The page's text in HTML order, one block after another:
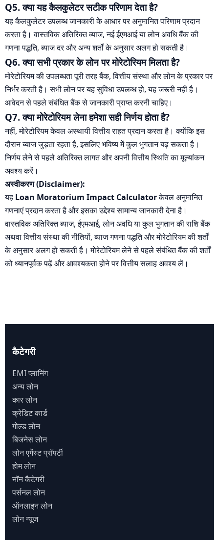
Q5. क्या यह कैलकुलेटर सटीक परिणाम देता है?
यह कैलकुलेटर उपलब्ध जानकारी के आधार पर अनुमानित परिणाम प्रदान
करता है। वास्तविक अतिरिक्त ब्याज, नई ईएमआई या लोन अवधि बैंक की
गणना पद्धति, ब्याज दर और अन्य शर्तों के अनुसार अलग हो सकती है।
Q6. क्या सभी प्रकार के लोन पर मोरेटोरियम मिलता है?
मोरेटोरियम की उपलब्धता पूरी तरह बैंक, वित्तीय संस्था और लोन के प्रकार पर
निर्भर करती है। सभी लोन पर यह सुविधा उपलब्ध हो, यह जरूरी नहीं है।
आवेदन से पहले संबंधित बैंक से जानकारी प्राप्त करनी चाहिए।
Q7. क्या मोरेटोरियम लेना हमेशा सही निर्णय होता है?
नहीं, मोरेटोरियम केवल अस्थायी वित्तीय राहत प्रदान करता है। क्योंकि इस
दौरान ब्याज जुड़ता रहता है, इसलिए भविष्य में कुल भुगतान बढ़ सकता है।
निर्णय लेने से पहले अतिरिक्त लागत और अपनी वित्तीय स्थिति का मूल्यांकन
अवश्य करें।
अस्वीकरण (Disclaimer):
यह Loan Moratorium Impact Calculatorकेवल अनुमानित
गणनाएं प्रदान करता है और इसका उद्देश्य सामान्य जानकारी देना है।
वास्तविक अतिरिक्त ब्याज, ईएमआई, लोन अवधि या कुल भुगतान की राशि बैंक
अथवा वित्तीय संस्था की नीतियों, ब्याज गणना पद्धति और मोरेटोरियम की शर्तों
के अनुसार अलग हो सकती है। मोरेटोरियम लेने से पहले संबंधित बैंक की शर्तों
को ध्यानपूर्वक पढ़ें और आवश्यकता होने पर वित्तीय सलाह अवश्य लें।
कैटेगरी
EMI प्लानिंग
अन्य लोन
कार लोन
क्रेडिट कार्ड
गोल्ड लोन
बिजनेस लोन
लोन एगेंस्ट प्राॅपर्टी
होम लोन
नाॅन कैटेगरी
पर्सनल लोन
ऑनलाइन लोन
लोन न्यूज